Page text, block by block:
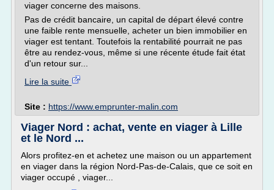
viager concerne des maisons.
Pas de crédit bancaire, un capital de départ élevé contre
une faible rente mensuelle, acheter un bien immobilier en
viager est tentant. Toutefois la rentabilité pourrait ne pas
être au rendez-vous, même si une récente étude fait état
d'un retour sur...
Lire la suite
Site : https://www.emprunter-malin.com
Viager Nord : achat, vente en viager à Lille
et le Nord ...
Alors profitez-en et achetez une maison ou un appartement
en viager dans la région Nord-Pas-de-Calais, que ce soit en
viager occupé , viager...